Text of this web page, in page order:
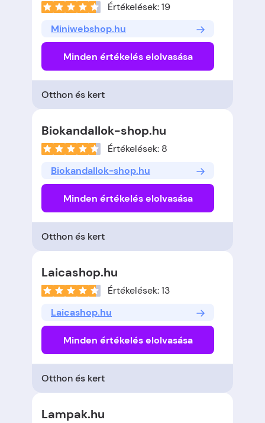
Értékelések: 19
Miniwebshop.hu
Minden értékelés elolvasása
Otthon és kert
Biokandallok-shop.hu
Értékelések: 8
Biokandallok-shop.hu
Minden értékelés elolvasása
Otthon és kert
Laicashop.hu
Értékelések: 13
Laicashop.hu
Minden értékelés elolvasása
Otthon és kert
Lampak.hu